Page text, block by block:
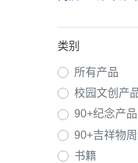
类别
所有产品
校园文创产
90+纪念产品
90+吉祥物
书籍